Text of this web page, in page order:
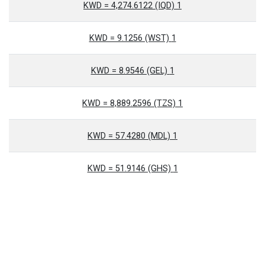
1 KWD = 4,274.6122 (IQD)
1 KWD = 9.1256 (WST)
1 KWD = 8.9546 (GEL)
1 KWD = 8,889.2596 (TZS)
1 KWD = 57.4280 (MDL)
1 KWD = 51.9146 (GHS)